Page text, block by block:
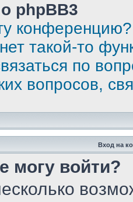
phpBB3
конференцию?
такой-то
по
вопросов,
Вход на
могу войти?